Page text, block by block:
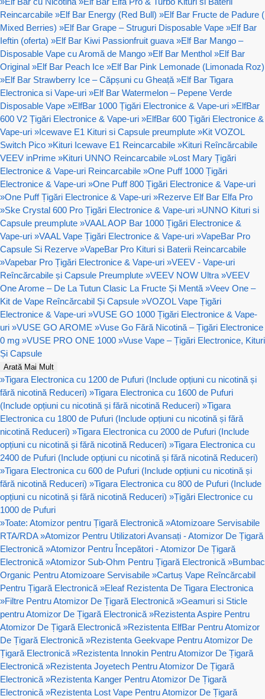
Reincarcabile »Elf Bar Energy (Red Bull) »Elf Bar Fructe de Padure (
Mixed Berries) »Elf Bar Grape – Struguri Disposable Vape »Elf Bar
Ieftin (oferta) »Elf Bar Kiwi Passionfruit guava »Elf Bar Mango –
Disposable Vape cu Aromă de Mango »Elf Bar Menthol »Elf Bar
Original »Elf Bar Peach Ice »Elf Bar Pink Lemonade (Limonada Roz)
»Elf Bar Strawberry Ice – Căpșuni cu Gheață »Elf Bar Tigara
Electronica si Vape-uri »Elf Bar Watermelon – Pepene Verde
Disposable Vape »ElfBar 1000 Țigări Electronice & Vape-uri »ElfBar
600 V2 Țigări Electronice & Vape-uri »ElfBar 600 Țigări Electronice &
Vape-uri »Icewave E1 Kituri si Capsule preumplute »Kit VOZOL
Switch Pico »Kituri Icewave E1 Reincarcabile »Kituri Reîncărcabile
VEEV inPrime »Kituri UNNO Reincarcabile »Lost Mary Țigări
Electronice & Vape-uri Reincarcabile »One Puff 1000 Țigări
Electronice & Vape-uri »One Puff 800 Țigări Electronice & Vape-uri
»One Puff Țigări Electronice & Vape-uri »Rezerve Elf Bar Elfa Pro
»Ske Crystal 600 Pro Țigări Electronice & Vape-uri »UNNO Kituri si
Capsule preumplute »VAAL AOP Bar 1000 Țigări Electronice &
Vape-uri »VAAL Vape Țigări Electronice & Vape-uri »VapeBar Pro
Capsule Si Rezerve »VapeBar Pro Kituri si Baterii Reincarcabile
»Vapebar Pro Țigări Electronice & Vape-uri »VEEV - Vape-uri
Reîncărcabile și Capsule Preumplute »VEEV NOW Ultra »VEEV
One Arome – De La Tutun Clasic La Fructe Și Mentă »Veev One –
Kit de Vape Reîncărcabil Și Capsule »VOZOL Vape Țigări
Electronice & Vape-uri »VUSE GO 1000 Țigări Electronice & Vape-
uri »VUSE GO AROME »Vuse Go Fără Nicotină – Țigări Electronice
0 mg »VUSE PRO ONE 1000 »Vuse Vape – Țigări Electronice, Kituri
Și Capsule
Arată Mai Mult
»Tigara Electronica cu 1200 de Pufuri (Include opțiuni cu nicotină și
fără nicotină Reduceri) »Tigara Electronica cu 1600 de Pufuri
(Include opțiuni cu nicotină și fără nicotină Reduceri) »Tigara
Electronica cu 1800 de Pufuri (Include opțiuni cu nicotină și fără
nicotină Reduceri) »Tigara Electronica cu 2000 de Pufuri (Include
opțiuni cu nicotină și fără nicotină Reduceri) »Tigara Electronica cu
2400 de Pufuri (Include opțiuni cu nicotină și fără nicotină Reduceri)
»Tigara Electronica cu 600 de Pufuri (Include opțiuni cu nicotină și
fără nicotină Reduceri) »Tigara Electronica cu 800 de Pufuri (Include
opțiuni cu nicotină și fără nicotină Reduceri) »Țigări Electronice cu
1000 de Pufuri
»Toate: Atomizor pentru Țigară Electronică »Atomizoare Servisabile
RTA/RDA »Atomizor Pentru Utilizatori Avansați - Atomizor De Țigară
Electronică »Atomizor Pentru Începători - Atomizor De Țigară
Electronică »Atomizor Sub-Ohm Pentru Țigară Electronică »Bumbac
Organic Pentru Atomizoare Servisabile »Cartuș Vape Reîncărcabil
Pentru Țigară Electronică »Eleaf Rezistenta De Tigara Electronica
»Filtre Pentru Atomizor De Țigară Electronică »Geamuri si Sticle
pentru Atomizor De Țigară Electronică »Rezistenta Aspire Pentru
Atomizor De Țigară Electronică »Rezistenta ElfBar Pentru Atomizor
De Țigară Electronică »Rezistenta Geekvape Pentru Atomizor De
Țigară Electronică »Rezistenta Innokin Pentru Atomizor De Țigară
Electronică »Rezistenta Joyetech Pentru Atomizor De Țigară
Electronică »Rezistenta Kanger Pentru Atomizor De Țigară
Electronică »Rezistenta Lost Vape Pentru Atomizor De Țigară